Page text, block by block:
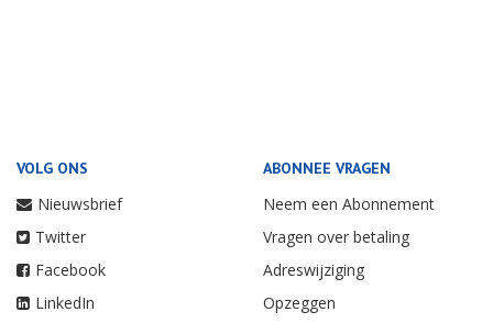
VOLG ONS
Nieuwsbrief
Twitter
Facebook
LinkedIn
ABONNEE VRAGEN
Neem een Abonnement
Vragen over betaling
Adreswijziging
Opzeggen